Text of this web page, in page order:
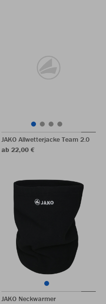
JAKO Allwetterjacke Team 2.0
ab 22,00 €
JAKO Neckwarmer